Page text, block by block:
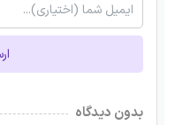
بدون دیدگاه